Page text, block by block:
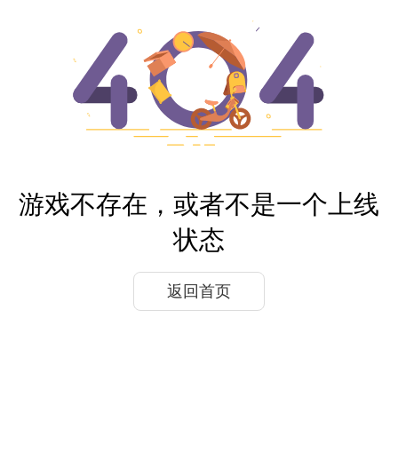
游戏不存在，或者不是一个上线
状态
返回首页